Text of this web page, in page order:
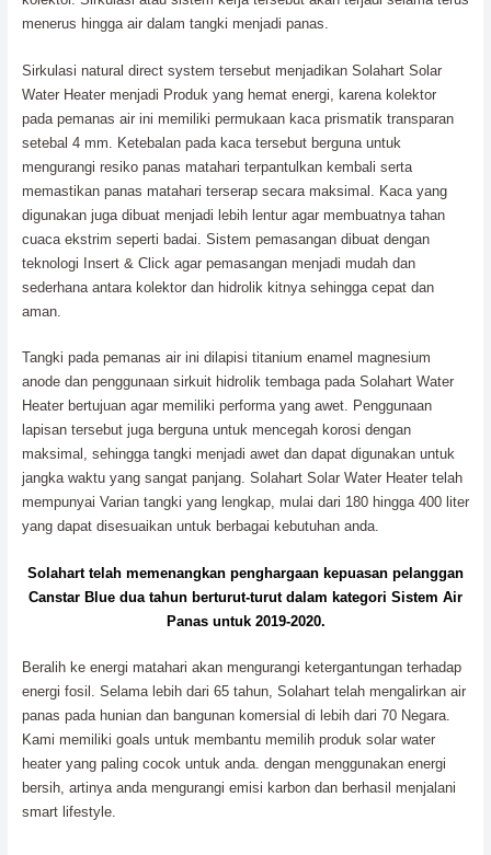
menerus hingga air dalam tangki menjadi panas.
Sirkulasi natural direct system tersebut menjadikan Solahart Solar
Water Heater menjadi Produk yang hemat energi, karena kolektor
pada pemanas air ini memiliki permukaan kaca prismatik transparan
setebal 4 mm. Ketebalan pada kaca tersebut berguna untuk
mengurangi resiko panas matahari terpantulkan kembali serta
memastikan panas matahari terserap secara maksimal. Kaca yang
digunakan juga dibuat menjadi lebih lentur agar membuatnya tahan
cuaca ekstrim seperti badai. Sistem pemasangan dibuat dengan
teknologi Insert & Click agar pemasangan menjadi mudah dan
sederhana antara kolektor dan hidrolik kitnya sehingga cepat dan
aman.
Tangki pada pemanas air ini dilapisi titanium enamel magnesium
anode dan penggunaan sirkuit hidrolik tembaga pada Solahart Water
Heater bertujuan agar memiliki performa yang awet. Penggunaan
lapisan tersebut juga berguna untuk mencegah korosi dengan
maksimal, sehingga tangki menjadi awet dan dapat digunakan untuk
jangka waktu yang sangat panjang. Solahart Solar Water Heater telah
mempunyai Varian tangki yang lengkap, mulai dari 180 hingga 400 liter
yang dapat disesuaikan untuk berbagai kebutuhan anda.
Solahart telah memenangkan penghargaan kepuasan pelanggan
Canstar Blue dua tahun berturut-turut dalam kategori Sistem Air
Panas untuk 2019-2020.
Beralih ke energi matahari akan mengurangi ketergantungan terhadap
energi fosil. Selama lebih dari 65 tahun, Solahart telah mengalirkan air
panas pada hunian dan bangunan komersial di lebih dari 70 Negara.
Kami memiliki goals untuk membantu memilih produk solar water
heater yang paling cocok untuk anda. dengan menggunakan energi
bersih, artinya anda mengurangi emisi karbon dan berhasil menjalani
smart lifestyle.